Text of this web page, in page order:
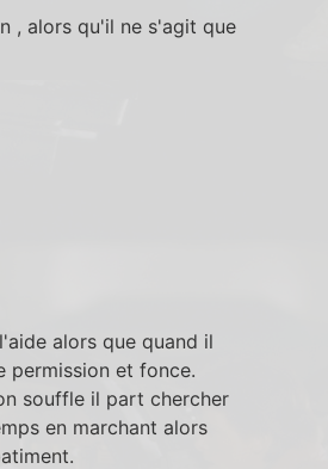
, alors qu'il ne s'agit que
alors que quand il
permission et fonce.
souffle il part chercher
en marchant alors